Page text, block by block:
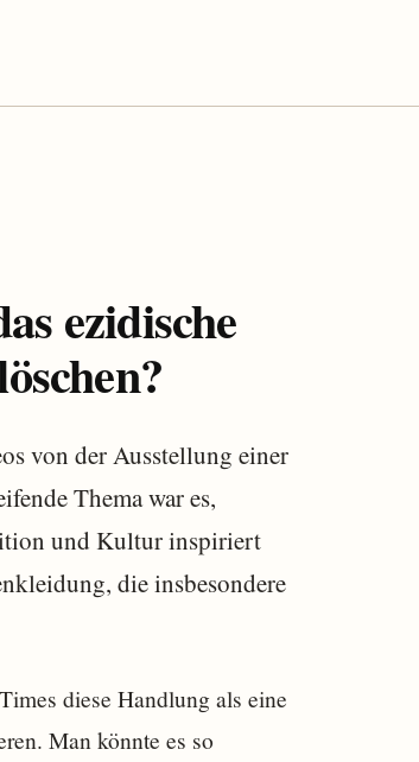
ezidische
von der Ausstellung einer
Thema war es,
und Kultur inspiriert
die insbesondere
diese Handlung als eine
Man könnte es so